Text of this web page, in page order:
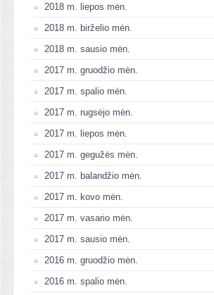
2018 m. liepos mėn.
2018 m. birželio mėn.
2018 m. sausio mėn.
2017 m. gruodžio mėn.
2017 m. spalio mėn.
2017 m. rugsėjo mėn.
2017 m. liepos mėn.
2017 m. gegužės mėn.
2017 m. balandžio mėn.
2017 m. kovo mėn.
2017 m. vasario mėn.
2017 m. sausio mėn.
2016 m. gruodžio mėn.
2016 m. spalio mėn.